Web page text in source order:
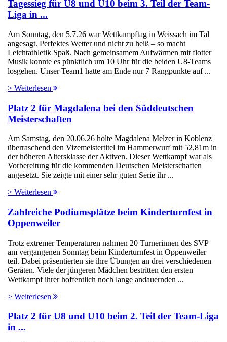
Tagessieg für U8 und U10 beim 3. Teil der Team-
Liga in ...
Am Sonntag, den 5.7.26 war Wettkampftag in Weissach im Tal
angesagt. Perfektes Wetter und nicht zu heiß – so macht
Leichtathletik Spaß. Nach gemeinsamem Aufwärmen mit flotter
Musik konnte es pünktlich um 10 Uhr für die beiden U8-Teams
losgehen. Unser Team1 hatte am Ende nur 7 Rangpunkte auf ...
> Weiterlesen
Platz 2 für Magdalena bei den Süddeutschen
Meisterschaften
Am Samstag, den 20.06.26 holte Magdalena Melzer in Koblenz
überraschend den Vizemeistertitel im Hammerwurf mit 52,81m in
der höheren Altersklasse der Aktiven. Dieser Wettkampf war als
Vorbereitung für die kommenden Deutschen Meisterschaften
angesetzt. Sie zeigte mit einer sehr guten Serie ihr ...
> Weiterlesen
Zahlreiche Podiumsplätze beim Kinderturnfest in
Oppenweiler
Trotz extremer Temperaturen nahmen 20 Turnerinnen des SVP
am vergangenen Sonntag beim Kinderturnfest in Oppenweiler
teil. Dabei präsentierten sie ihre Übungen an drei verschiedenen
Geräten. Viele der jüngeren Mädchen bestritten den ersten
Wettkampf ihrer hoffentlich noch lange andauernden ...
> Weiterlesen
Platz 2 für U8 und U10 beim 2. Teil der Team-Liga
in ...